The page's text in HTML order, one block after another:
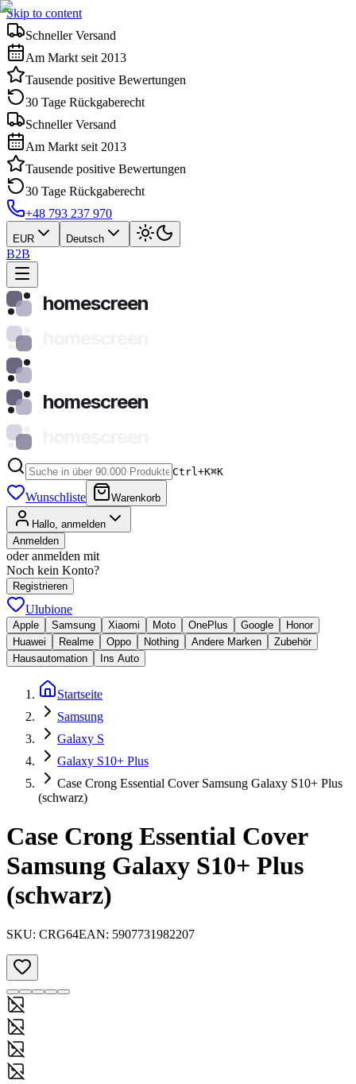
Skip to content
Schneller Versand
Am Markt seit 2013
Tausende positive Bewertungen
30 Tage Rückgaberecht
Schneller Versand
Am Markt seit 2013
Tausende positive Bewertungen
30 Tage Rückgaberecht
+48 793 237 970
EUR Deutsch
B2B
homescreen
homescreen
Ctrl+K⌘K
Wunschliste Warenkorb
Hallo, anmelden
Anmelden
oder anmelden mit
Noch kein Konto?
Registrieren
Ulubione
Apple Samsung Xiaomi Moto OnePlus Google
Honor
Huawei
Realme Oppo Nothing Andere Marken
Zubehör
Hausautomation
Ins Auto
Startseite
Samsung
Galaxy S
Galaxy S10+ Plus
Case Crong Essential Cover Samsung Galaxy S10+ Plus
(schwarz)
Case Crong Essential Cover
Samsung Galaxy S10+ Plus
(schwarz)
SKU: CRG64EAN: 5907731982207